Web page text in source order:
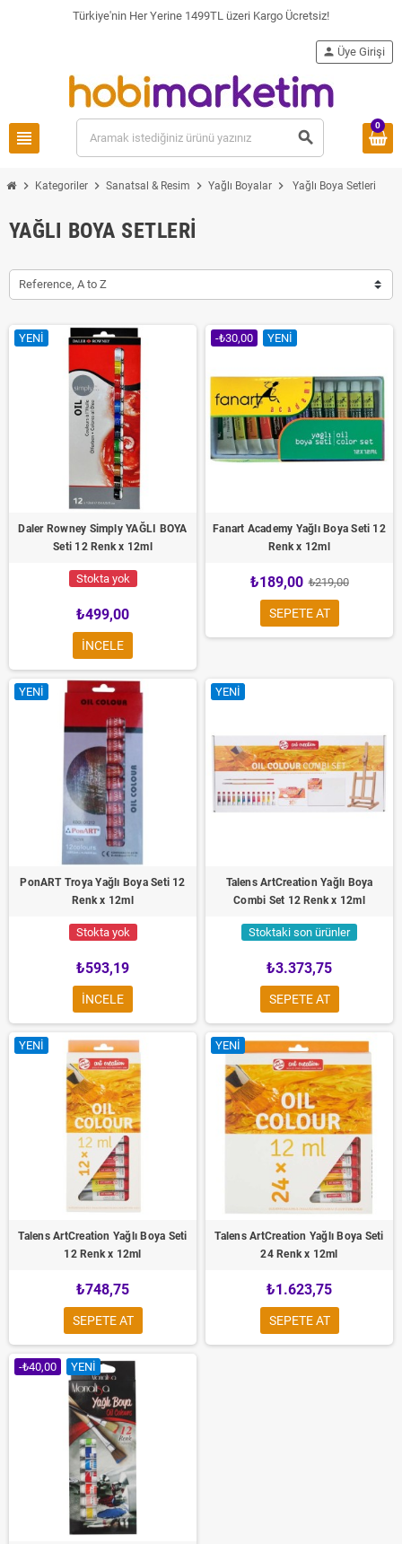
Türkiye'nin Her Yerine 1499TL üzeri Kargo Ücretsiz!
view_headline search
person Üye Girişi
0
chevron_right Kategoriler chevron_right Sanatsal & Resim chevron_right Yağlı Boyalar chevron_right Yağlı Boya Setleri
YAĞLI BOYA SETLERI
Reference, A to Z
YENI
Daler Rowney Simply YAĞLI BOYA
Seti 12 Renk x 12ml
Stokta yok
₺499,00
INCELE
-₺30,00 YENI
Fanart Academy Yağlı Boya Seti 12
Renk x 12ml
₺189,00 ₺219,00
SEPETE AT
YENI
PonART Troya Yağlı Boya Seti 12
Renk x 12ml
Stokta yok
₺593,19
INCELE
YENI
Talens ArtCreation Yağlı Boya
Combi Set 12 Renk x 12ml
Stoktaki son ürünler
₺3.373,75
SEPETE AT
YENI
Talens ArtCreation Yağlı Boya Seti
12 Renk x 12ml
₺748,75
SEPETE AT
YENI
Talens ArtCreation Yağlı Boya Seti
24 Renk x 12ml
₺1.623,75
SEPETE AT
-₺40,00 YENI